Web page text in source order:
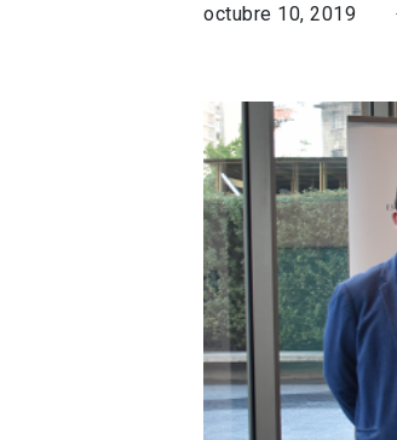
octubre 10, 2019